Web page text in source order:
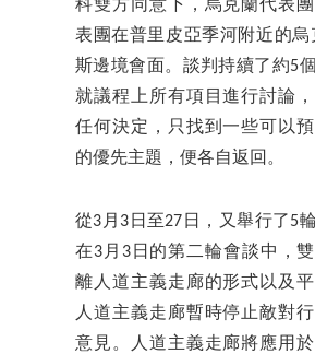
科雙方同意下，烏克蘭代表
表團在普里皮亞季河附近的烏
斯邊境會面。談判持續了約5
就議程上所有項目進行討論
任何決定，只找到一些可以
的優先主題，便各自返回。
從3月3日至27日，又舉行了5
在3月3日的第二輪會談中，
離人道主義走廊的形式以及
人道主義走廊暫時停止敵對
意見。人道主義走廊將應用於